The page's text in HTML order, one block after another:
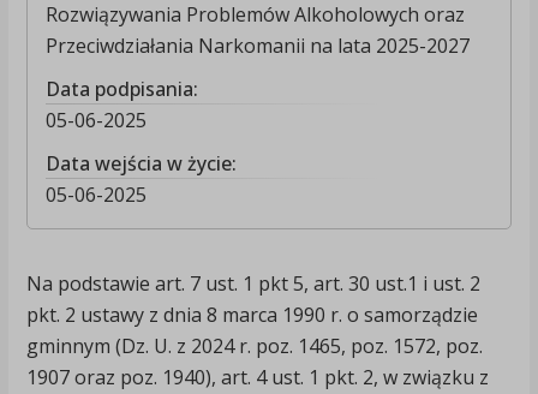
Rozwiązywania Problemów Alkoholowych oraz
Przeciwdziałania Narkomanii na lata 2025-2027
Data podpisania:
05-06-2025
Data wejścia w życie:
05-06-2025
Na podstawie art. 7 ust. 1 pkt 5, art. 30 ust.1 i ust. 2
pkt. 2 ustawy z dnia 8 marca 1990 r. o samorządzie
gminnym (Dz. U. z 2024 r. poz. 1465, poz. 1572, poz.
1907 oraz poz. 1940), art. 4 ust. 1 pkt. 2, w związku z